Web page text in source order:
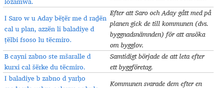
I Saro w u Aday bëṯër me d raḏën
cal u plan, azzën li baladiye d
ṭëlbi fsoso lu tëcmiro.
Efter att Saro och Aday gått med på
planen gick de till kommunen (dvs.
byggnadsnämnden) för att ansöka
om bygglov.
B cayni zabno ste mšaralle d
kurxi cal šërke du tëcmiro.
Samtidigt började de att leta efter
ett byggföretag.
I baladiye b zabno d yarḥo
Kommunen svarade dem efter en